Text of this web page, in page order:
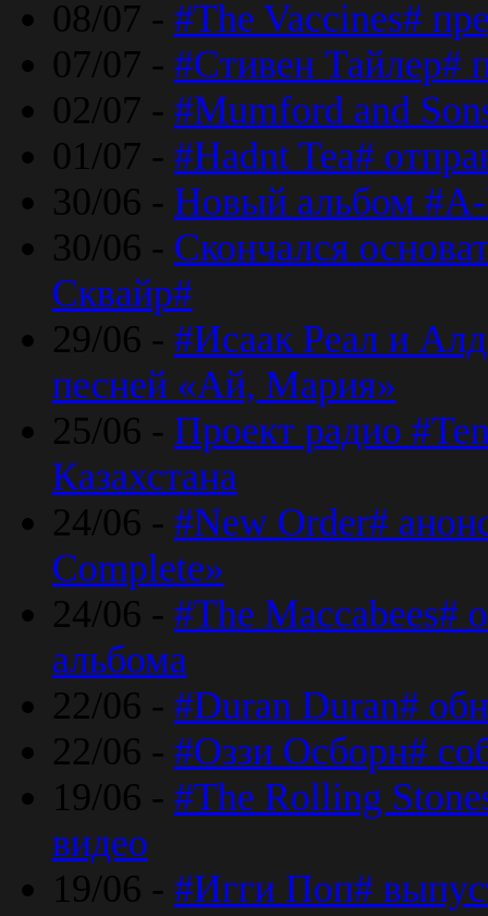
08/07 - #The Vaccines#
07/07 - #Стивен Тайлер#
02/07 - #Mumford and
01/07 - #Hadnt Tea#
30/06 - Новый альбом #A-
30/06 - Скончался
Сквайр#
29/06 - #Исаак Реал и
песней «Ай, Мария»
25/06 - Проект радио
Казахстана
24/06 - #New Order#
Complete»
24/06 - #The Maccabees#
альбома
22/06 - #Duran Duran#
22/06 - #Оззи Осборн#
19/06 - #The Rolling
видео
19/06 - #Игги Поп#